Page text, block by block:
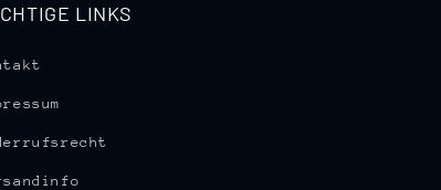
LINKS